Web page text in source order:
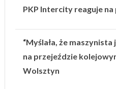
PKP Intercity reaguje
“Myślała, że
na przejeździe
Wolsztyn